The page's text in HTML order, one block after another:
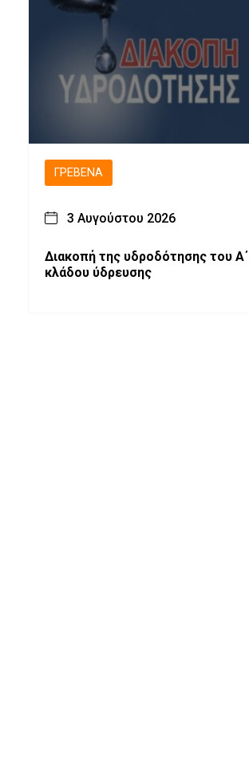
ΓΡΕΒΕΝΆ
3 Αυγούστου 2026
Διακοπή της υδροδότησης του Α΄
κλάδου ύδρευσης